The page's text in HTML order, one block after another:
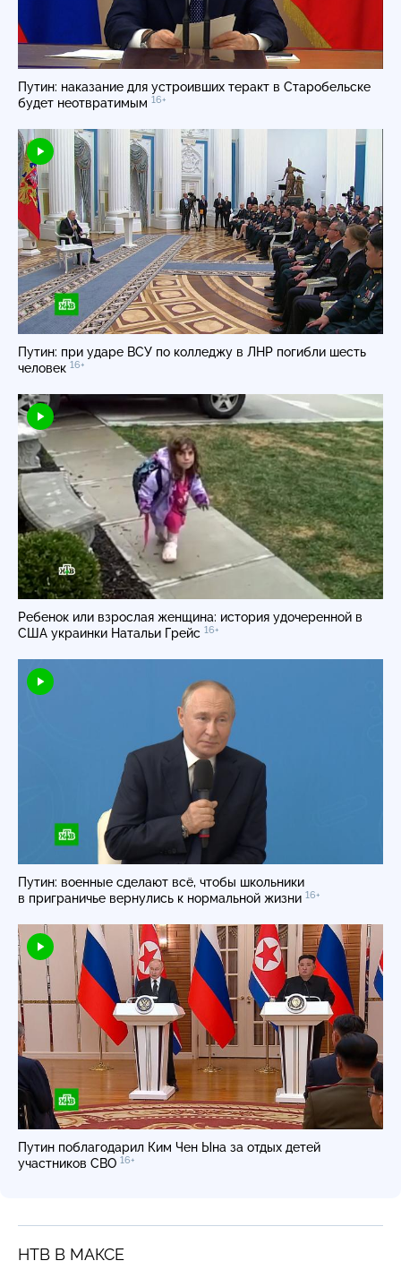
Путин: наказание для устроивших теракт в Старобельске
будет неотвратимым 16+
Путин: при ударе ВСУ по колледжу в ЛНР погибли шесть
человек 16+
Ребенок или взрослая женщина: история удочеренной в
США украинки Натальи Грейс 16+
Путин: военные сделают всё, чтобы школьники
в приграничье вернулись к нормальной жизни 16+
Путин поблагодарил Ким Чен Ына за отдых детей
участников СВО 16+
НТВ В МАКСЕ